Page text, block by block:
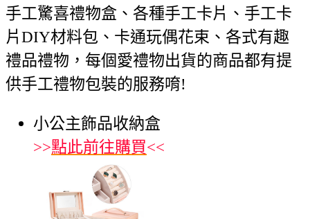
手工驚喜禮物盒、各種手工卡片、手工卡
片DIY材料包、卡通玩偶花束、各式有趣
禮品禮物，每個愛禮物出貨的商品都有提
供手工禮物包裝的服務唷!
小公主飾品收納盒
>>點此前往購買<<